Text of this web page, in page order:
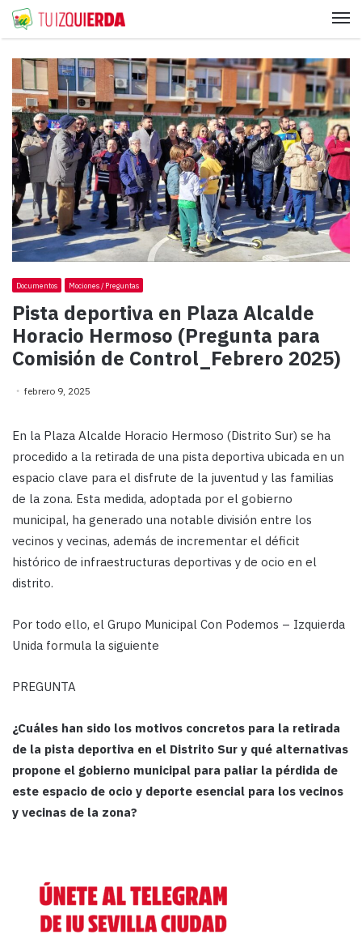
Documentos Mociones / Preguntas
Pista deportiva en Plaza Alcalde
Horacio Hermoso (Pregunta para
Comisión de Control_Febrero 2025)
febrero 9, 2025
En la Plaza Alcalde Horacio Hermoso (Distrito Sur) se ha
procedido a la retirada de una pista deportiva ubicada en un
espacio clave para el disfrute de la juventud y las familias
de la zona. Esta medida, adoptada por el gobierno
municipal, ha generado una notable división entre los
vecinos y vecinas, además de incrementar el déficit
histórico de infraestructuras deportivas y de ocio en el
distrito.
Por todo ello, el Grupo Municipal Con Podemos – Izquierda
Unida formula la siguiente
PREGUNTA
¿Cuáles han sido los motivos concretos para la retirada
de la pista deportiva en el Distrito Sur y qué alternativas
propone el gobierno municipal para paliar la pérdida de
este espacio de ocio y deporte esencial para los vecinos
y vecinas de la zona?